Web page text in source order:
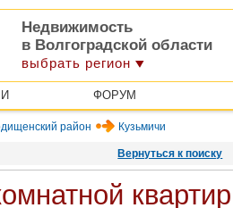
Недвижимость
в Волгоградской области
выбрать регион
ФОРУМ
район Кузьмичи
Вернуться к поиску